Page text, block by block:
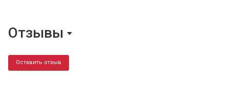
Отзывы
Оставить отзыв